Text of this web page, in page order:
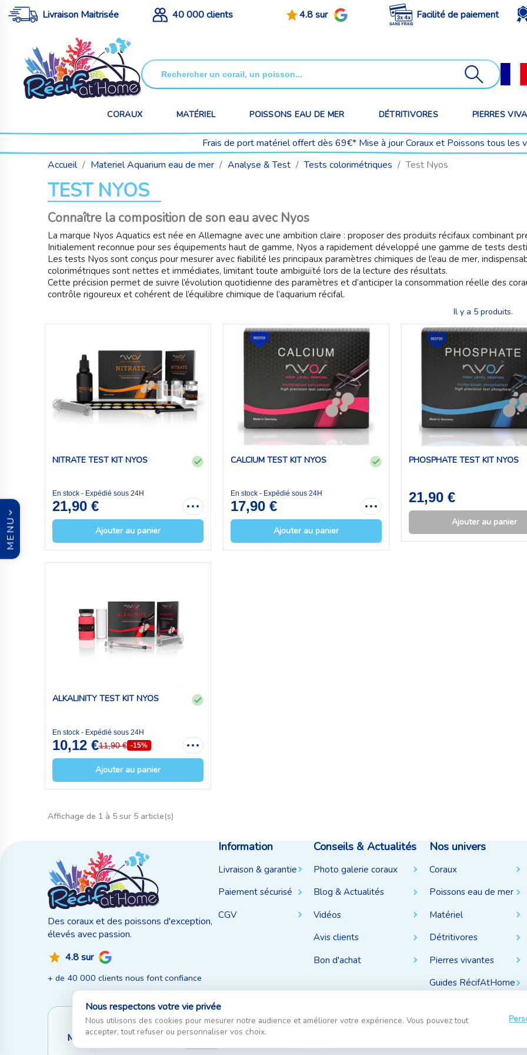
Livraison Maitrisée 40 000 clients 4.8 sur Facilité de paiement
CORAUX MATÉRIEL POISSONS EAU DE MER DÉTRITIVORES PIERRES
Frais de port matériel offert dès 69€* Mise à jour Coraux et Poissons tous les
Accueil
Materiel Aquarium eau de mer Analyse & Test Tests colorimétriques Test Nyos
TEST NYOS
Connaître la composition de son eau avec Nyos
La marque Nyos Aquatics est née en Allemagne avec une ambition claire : proposer des produits récifaux combinant
Initialement reconnue pour ses équipements haut de gamme, Nyos a rapidement développé une gamme de tests
Les tests Nyos sont conçus pour mesurer avec fiabilité les principaux paramètres chimiques de l’eau de mer,
colorimétriques sont nettes et immédiates, limitant toute ambiguïté lors de la lecture des résultats.
Cette précision permet de suivre l’évolution quotidienne des paramètres et d’anticiper la consommation réelle des
contrôle rigoureux et cohérent de l’équilibre chimique de l’aquarium récifal.
Il y a 5 produits.
NITRATE TEST KIT NYOS
En stock - Expédié sous 24H
21,90 €
Ajouter au panier
CALCIUM TEST KIT NYOS
En stock - Expédié sous 24H
17,90 €
Ajouter au panier
PHOSPHATE TEST KIT NYOS
21,90 €
Ajouter au panier
ALKALINITY TEST KIT NYOS
En stock - Expédié sous 24H
10,12 €11,90 € -15%
Ajouter au panier
Affichage de 1 à 5 sur 5 article(s)
Des coraux et des poissons d'exception,
élevés avec passion.
4.8 sur
+ de 40 000 clients nous font confiance
Information
Livraison & garantie
Paiement sécurisé
CGV
Conseils & Actualités
Photo galerie coraux
Blog & Actualités
Vidéos
Avis clients
Bon d'achat
Nos univers
Coraux
Poissons eau de mer
Matériel
Détritivores
Pierres vivantes
Guides RécifAtHome
Moyen de paiement
MENU
Nous respectons votre vie privée
Nous utilisons des cookies pour mesurer notre audience et améliorer votre expérience. Vous pouvez tout
accepter, tout refuser ou personnaliser vos choix.